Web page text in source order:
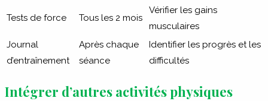
Tests de force Tous les 2 mois
Vérifier les gains
musculaires
Journal
d’entraînement
Après chaque
séance
Identifier les progrès et les
difficultés
Intégrer d’autres activités physiques